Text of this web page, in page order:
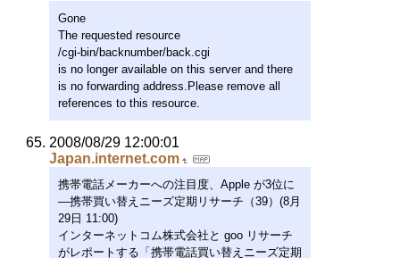
Gone
The requested resource
/cgi-bin/backnumber/back.cgi
is no longer available on this server and there
is no forwarding address.Please remove all
references to this resource.
2008/08/29 12:00:01
Japan.internet.com
携帯電話メーカーへの注目度、Apple が3位に
―携帯買い替えニーズ定期リサーチ（39）(8月
29日 11:00)
インターネットコム株式会社と goo リサーチ
がレポートする「携帯電話買い替えニーズ定期